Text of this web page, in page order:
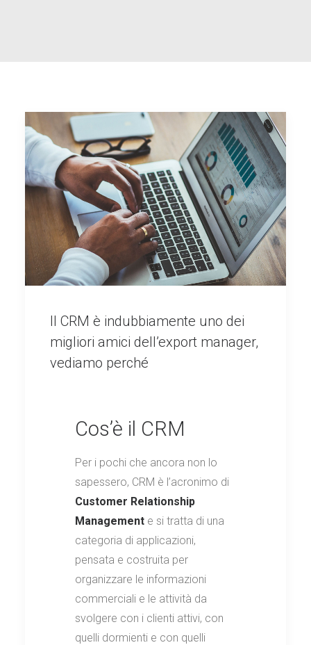
Il CRM è indubbiamente uno dei
migliori amici dell’export manager,
vediamo perché
Cos’è il CRM
Per i pochi che ancora non lo
sapessero, CRM è l’acronimo di
Customer Relationship
Management e si tratta di una
categoria di applicazioni,
pensata e costruita per
organizzare le informazioni
commerciali e le attività da
svolgere con i clienti attivi, con
quelli dormienti e con quelli